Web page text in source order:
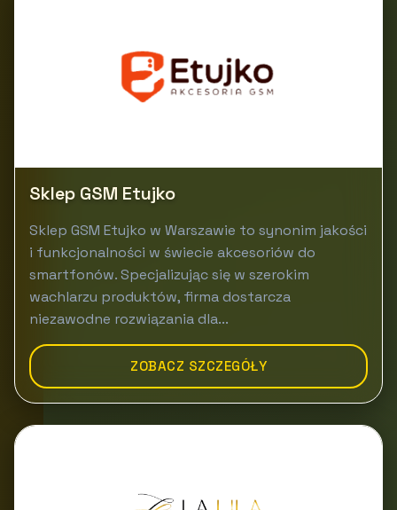
Sklep GSM Etujko
Sklep GSM Etujko w Warszawie to synonim jakości
i funkcjonalności w świecie akcesoriów do
smartfonów. Specjalizując się w szerokim
wachlarzu produktów, firma dostarcza
niezawodne rozwiązania dla...
ZOBACZ SZCZEGÓŁY